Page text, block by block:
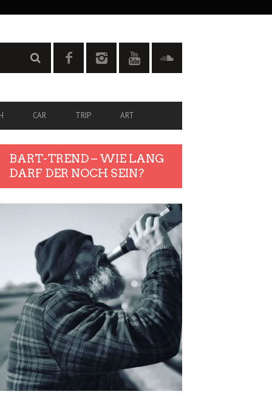
CAR TRIP ART
BART-TREND – WIE LANG
DARF DER NOCH SEIN?